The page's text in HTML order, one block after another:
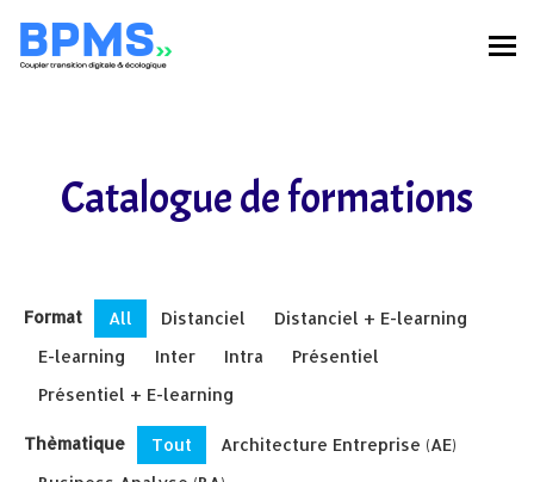
Catalogue de formations
Format All Distanciel
Distanciel + E-learning
E-learning
Inter Intra
Présentiel
Présentiel + E-learning
Thèmatique Tout
Architecture Entreprise (AE)